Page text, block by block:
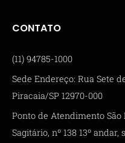
CONTATO
(11) 94785-1000
Sede Endereço: Rua Sete
Piracaia/SP 12970-000
Ponto de Atendimento
Sagitário, nº 138 13º